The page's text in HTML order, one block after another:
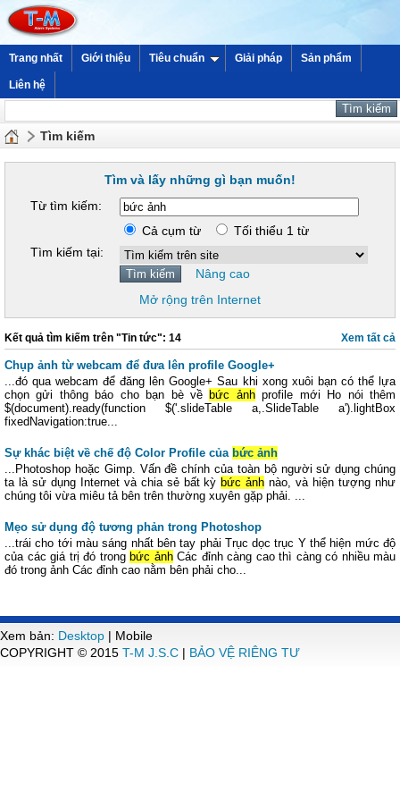
Trang nhất Giới thiệu Tiêu chuẩn Giải pháp Sản phẩm
Liên hệ
Tìm kiếm
Tìm và lấy những gì bạn muốn!
Từ tìm kiếm:
Cả cụm từ
Tối thiểu 1 từ
Tìm kiếm tại:
Nâng cao
Mở rộng trên Internet
Xem tất cả
Kết quả tìm kiếm trên "Tin tức": 14
Chụp ảnh từ webcam để đưa lên profile Google+
...đó qua webcam để đăng lên Google+ Sau khi xong xuôi bạn có thể lựa
chọn gửi thông báo cho bạn bè về bức ảnhprofile mới Ho nói thêm
$(document).ready(function $('.slideTable a,.SlideTable a').lightBox
fixedNavigation:true...
Sự khác biệt về chế độ Color Profile của bức ảnh
...Photoshop hoặc Gimp. Vấn đề chính của toàn bộ người sử dụng chúng
ta là sử dụng Internet và chia sẻ bất kỳ bức ảnh nào, và hiện tượng như
chúng tôi vừa miêu tả bên trên thường xuyên gặp phải. ...
Mẹo sử dụng độ tương phản trong Photoshop
...trái cho tới màu sáng nhất bên tay phải Trục dọc trục Y thể hiện mức độ
của các giá trị đó trong bức ảnhCác đỉnh càng cao thì càng có nhiều màu
đó trong ảnh Các đỉnh cao nằm bên phải cho...
Xem bản: Desktop | Mobile
COPYRIGHT © 2015 T-M J.S.C | BẢO VỆ RIÊNG TƯ